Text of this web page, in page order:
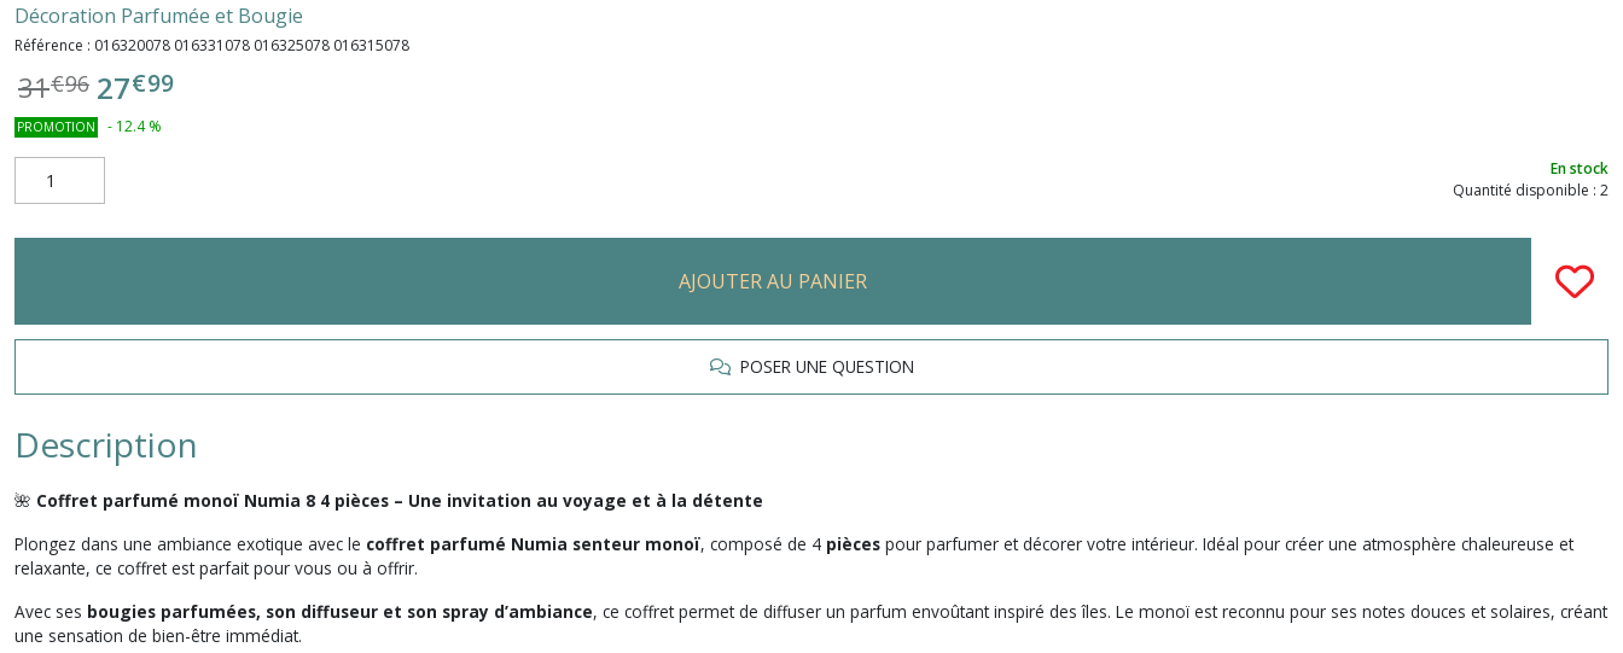
Décoration Parfumée et Bougie
Référence : 016320078 016331078 016325078 016315078
31€96 27€99
PROMOTION - 12.4 %
En stock
Quantité disponible : 2
AJOUTER AU PANIER
POSER UNE QUESTION
Description
🌺 Coffret parfumé monoï Numia 8 4 pièces – Une invitation au voyage et à la détente
Plongez dans une ambiance exotique avec le coffret parfumé Numia senteur monoï, composé de 4 pièces pour parfumer et décorer votre intérieur. Idéal pour créer une atmosphère chaleureuse et
relaxante, ce coffret est parfait pour vous ou à offrir.
Avec ses bougies parfumées, son diffuseur et son spray d’ambiance, ce coffret permet de diffuser un parfum envoûtant inspiré des îles. Le monoï est reconnu pour ses notes douces et solaires, créant
une sensation de bien-être immédiat.